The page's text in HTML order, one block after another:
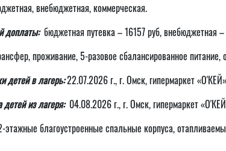
внебюджетная, коммерческая.
доплаты:бюджетная путевка – 16157 руб, внебюджетная
проживание, 5-разовое сбалансированное питание,
детей в лагерь:22.07.2026 г., г. Омск, гипермаркет
из лагеря:04.08.2026 г., г. Омск, гипермаркет
благоустроенные спальные корпуса,